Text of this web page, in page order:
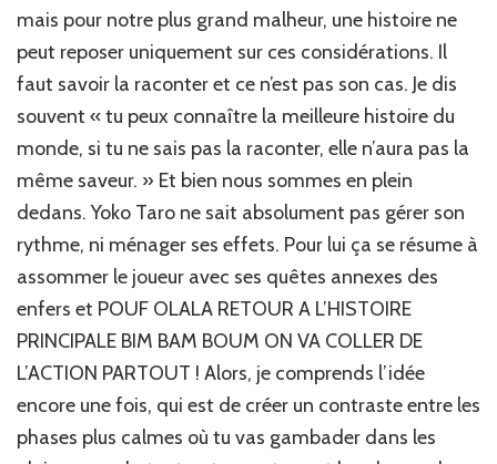
mais pour notre plus grand malheur, une histoire ne
peut reposer uniquement sur ces considérations. Il
faut savoir la raconter et ce n’est pas son cas. Je dis
souvent « tu peux connaître la meilleure histoire du
monde, si tu ne sais pas la raconter, elle n’aura pas la
même saveur. » Et bien nous sommes en plein
dedans. Yoko Taro ne sait absolument pas gérer son
rythme, ni ménager ses effets. Pour lui ça se résume à
assommer le joueur avec ses quêtes annexes des
enfers et POUF OLALA RETOUR A L’HISTOIRE
PRINCIPALE BIM BAM BOUM ON VA COLLER DE
L’ACTION PARTOUT ! Alors, je comprends l’idée
encore une fois, qui est de créer un contraste entre les
phases plus calmes où tu vas gambader dans les